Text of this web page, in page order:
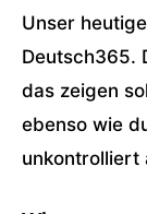
Unser
Deutsch365.
das zeigen
ebenso wie
unkontrolliert